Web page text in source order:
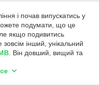
і почав випускатись у
подумати, що це
якщо подивитись
інший, унікальний
. Він довший, вищий та
водіння, повноцінна